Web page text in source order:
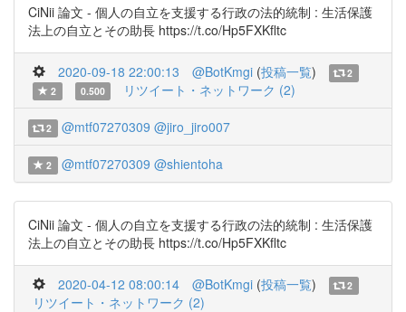
CiNii 論文 - 個人の自立を支援する行政の法的統制 : 生活保護
法上の自立とその助長 https://t.co/Hp5FXKfltc
2020-09-18 22:00:13 @BotKmgi (投稿一覧)
2
2
0.500 リツイート・ネットワーク (2)
2 @mtf07270309 @jiro_jiro007
2 @mtf07270309 @shientoha
CiNii 論文 - 個人の自立を支援する行政の法的統制 : 生活保護
法上の自立とその助長 https://t.co/Hp5FXKfltc
2020-04-12 08:00:14 @BotKmgi (投稿一覧) 2
リツイート・ネットワーク (2)